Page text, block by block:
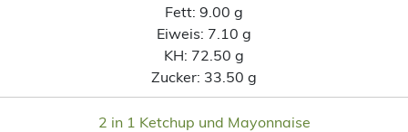
Fett: 9.00 g
Eiweis: 7.10 g
KH: 72.50 g
Zucker: 33.50 g
2 in 1 Ketchup und Mayonnaise